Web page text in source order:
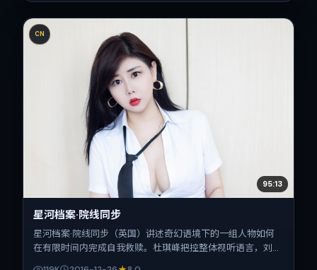
CN
95:13
星河档案·院线同步
星河档案·院线同步（英国）讲述奇幻语境下的一组人物如何
在有限时间内完成自我救赎。杜琪峰把控整体视听语言，刘青